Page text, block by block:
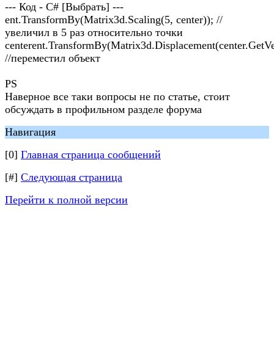
--- Код - C# [Выбрать] ---
ent.TransformBy(Matrix3d.Scaling(5, center)); //
увеличил в 5 раз относительно точки
//переместил объект
PS
Наверное все таки вопросы не по статье, стоит
обсуждать в профильном разделе форума
Навигация
[0] Главная страница сообщений
[#] Следующая страница
Перейти к полной версии